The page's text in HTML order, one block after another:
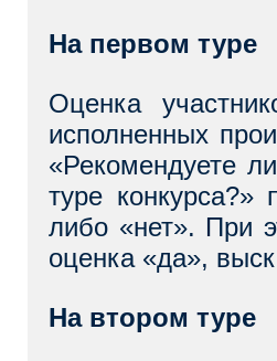
На первом туре
Оценка
исполненных
«Рекомендуете
туре конкурса?»
либо «нет». При
оценка «да»,
На втором туре